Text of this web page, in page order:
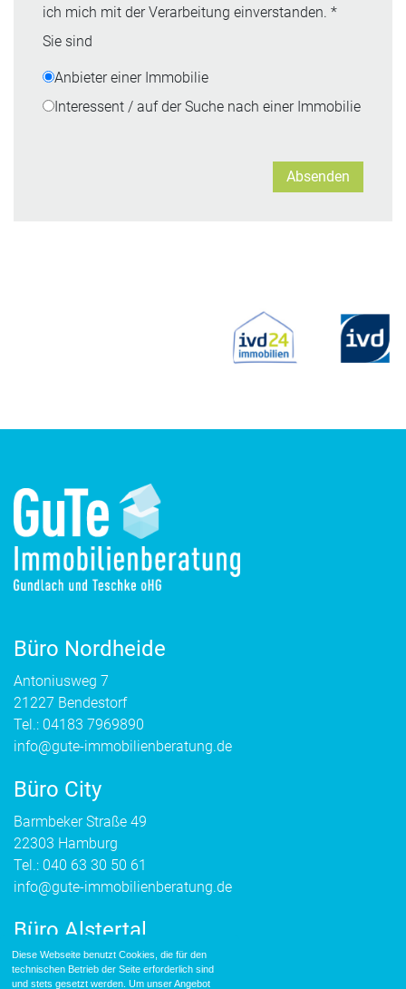
Diese Webseite benutzt Cookies, die für den
technischen Betrieb der Seite erforderlich sind
und stets gesetzt werden. Um unser Angebot
ich mich mit der Verarbeitung einverstanden. *
Sie sind
Anbieter einer Immobilie
Interessent / auf der Suche nach einer Immobilie
Absenden
Büro Nordheide
Antoniusweg 7
21227 Bendestorf
Tel.: 04183 7969890
info@gute-immobilienberatung.de
Büro City
Barmbeker Straße 49
22303 Hamburg
Tel.: 040 63 30 50 61
info@gute-immobilienberatung.de
Büro Alstertal
Waldweg 15
22393 Hamburg